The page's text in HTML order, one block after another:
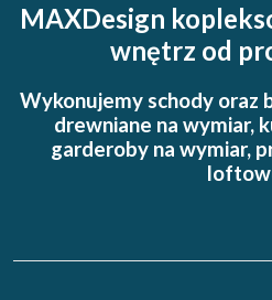
MAXDesign
wnętrz od
Wykonujemy schody oraz
drewniane na wymiar,
garderoby na wymiar,